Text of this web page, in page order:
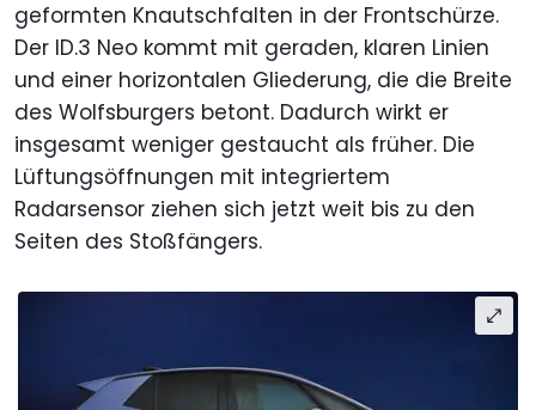
geformten Knautschfalten in der Frontschürze.
Der ID.3 Neo kommt mit geraden, klaren Linien
und einer horizontalen Gliederung, die die Breite
des Wolfsburgers betont. Dadurch wirkt er
insgesamt weniger gestaucht als früher. Die
Lüftungsöffnungen mit integriertem
Radarsensor ziehen sich jetzt weit bis zu den
Seiten des Stoßfängers.